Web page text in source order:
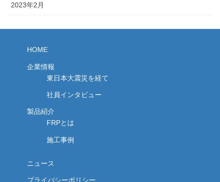
2023年2月
HOME
企業情報
東日本大震災を経て
社員インタビュー
製品紹介
FRPとは
施工事例
ニュース
プライバシーポリシー